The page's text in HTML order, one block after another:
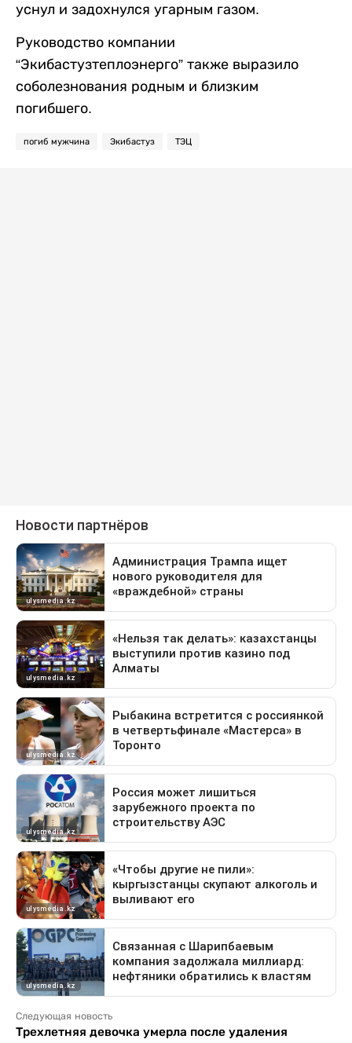
уснул и задохнулся угарным газом.
Руководство компании
“Экибастузтеплоэнерго” также выразило
соболезнования родным и близким
погибшего.
погиб мужчина Экибастуз ТЭЦ
Следующая новость
Трехлетняя девочка умерла после удаления